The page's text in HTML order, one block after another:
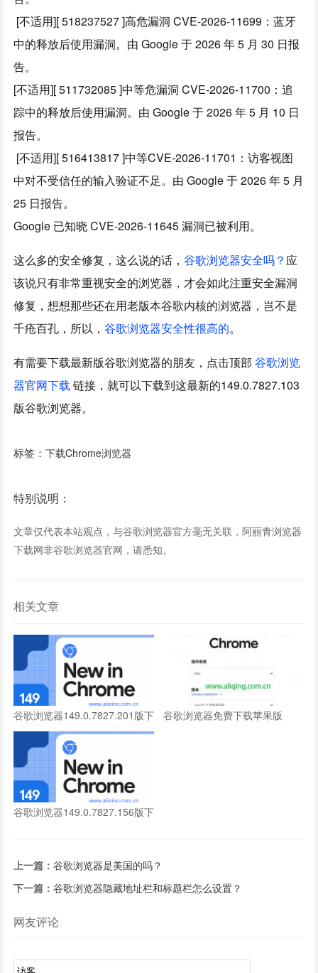
[不适用][ 518237527 ]高危漏洞 CVE-2026-11699：蓝牙
中的释放后使用漏洞。由 Google 于 2026 年 5 月 30 日报
告。
[不适用][ 511732085 ]中等危漏洞 CVE-2026-11700：追
踪中的释放后使用漏洞。由 Google 于 2026 年 5 月 10 日
报告。
[不适用][ 516413817 ]中等CVE-2026-11701：访客视图
中对不受信任的输入验证不足。由 Google 于 2026 年 5 月
25 日报告。
Google 已知晓 CVE-2026-11645 漏洞已被利用。
这么多的安全修复，这么说的话，谷歌浏览器安全吗？ 应
该说只有非常重视安全的浏览器，才会如此注重安全漏洞
修复，想想那些还在用老版本谷歌内核的浏览器，岂不是
千疮百孔，所以，谷歌浏览器安全性很高的。
有需要下载最新版谷歌浏览器的朋友，点击顶部谷歌浏览
器官网下载链接，就可以下载到这最新的149.0.7827.103
版谷歌浏览器。
标签：下载Chrome浏览器
特别说明：
文章仅代表本站观点，与谷歌浏览器官方毫无关联，阿丽青浏览器
下载网非谷歌浏览器官网，请悉知。
相关文章
谷歌浏览器149.0.7827.201版下
载
谷歌浏览器免费下载苹果版
谷歌浏览器149.0.7827.156版下
上一篇：谷歌浏览器是美国的吗？
下一篇：谷歌浏览器隐藏地址栏和标题栏怎么设置？
网友评论